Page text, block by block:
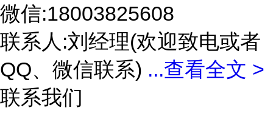
微信:18003825608
联系人:刘经理(欢迎致电或者
QQ、微信联系) ...查看全文 >
联系我们